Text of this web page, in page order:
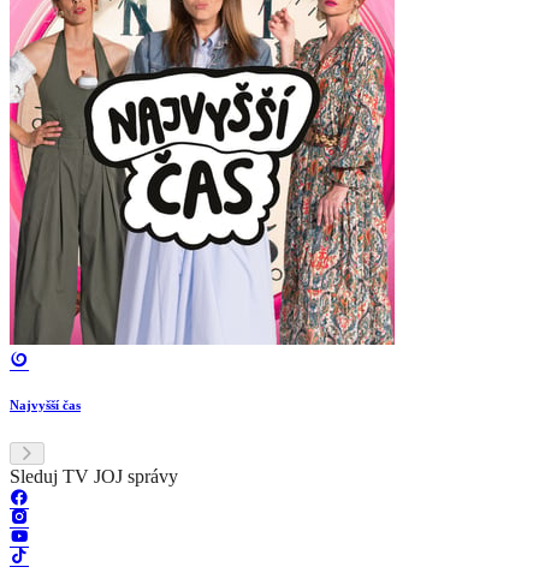
Najvyšší čas
Sleduj TV JOJ správy